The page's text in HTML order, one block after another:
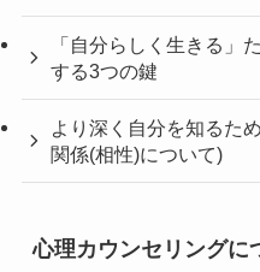
「自分らしく生きる」
する3つの鍵
より深く自分を知るた
関係(相性)について)
心理カウンセリングに